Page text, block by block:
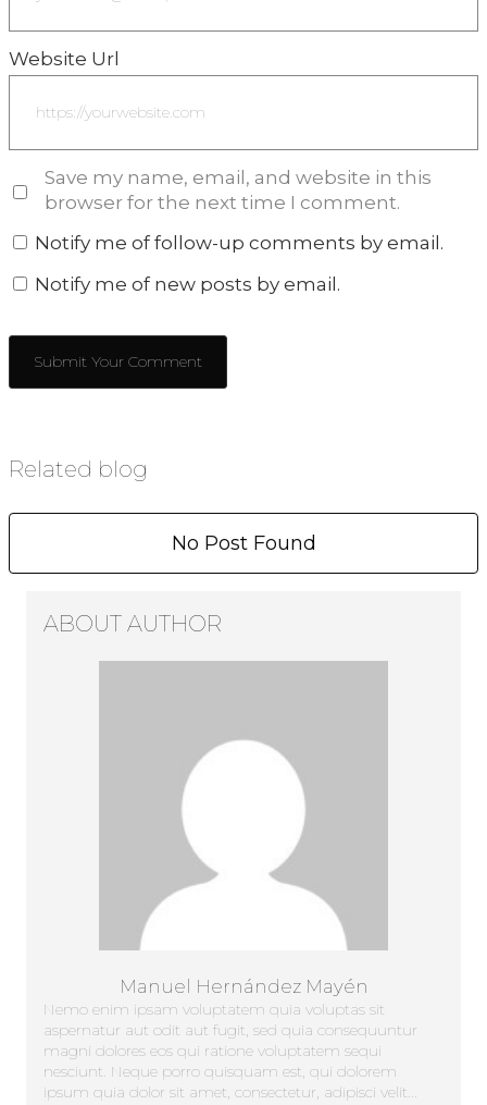
Website Url
Save my name, email, and website in this
browser for the next time I comment.
Notify me of follow-up comments by email.
Notify me of new posts by email.
Related blog
No Post Found
ABOUT AUTHOR
Manuel Hernández Mayén
Nemo enim ipsam voluptatem quia voluptas sit
aspernatur aut odit aut fugit, sed quia consequuntur
magni dolores eos qui ratione voluptatem sequi
nesciunt. Neque porro quisquam est, qui dolorem
ipsum quia dolor sit amet, consectetur, adipisci velit...